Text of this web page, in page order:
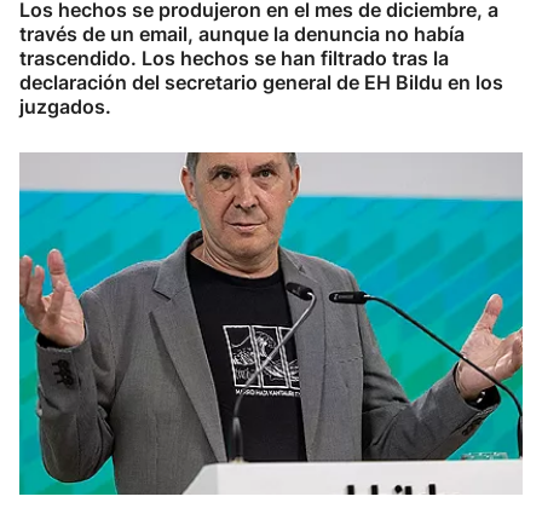
Los hechos se produjeron en el mes de diciembre, a
través de un email, aunque la denuncia no había
trascendido. Los hechos se han filtrado tras la
declaración del secretario general de EH Bildu en los
juzgados.